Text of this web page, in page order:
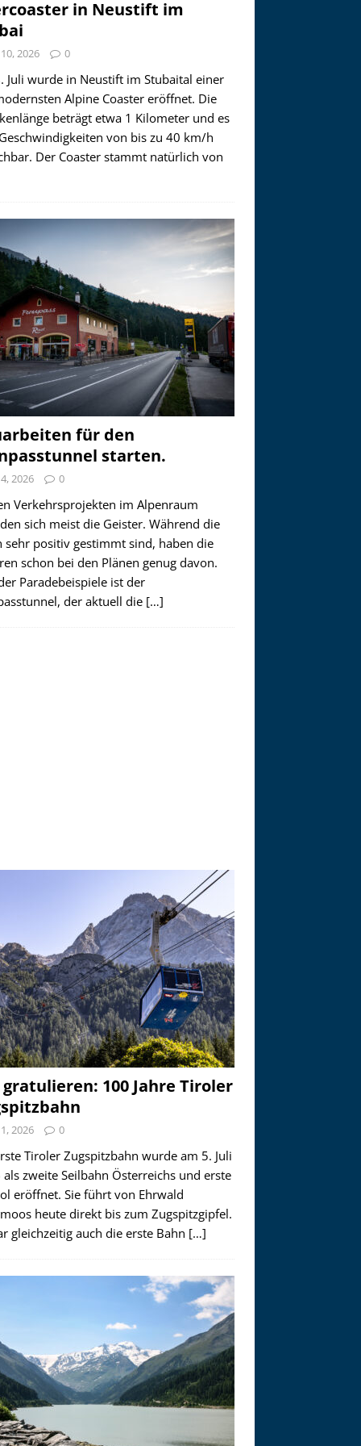
in Neustift im
2026 0
Juli wurde in Neustift im Stubaital einer
Alpine Coaster eröffnet. Die
beträgt etwa 1 Kilometer und es
von bis zu 40 km/h
Der Coaster stammt natürlich von
für den
starten.
2026 0
Verkehrsprojekten im Alpenraum
sich meist die Geister. Während die
sehr positiv gestimmt sind, haben die
schon bei den Plänen genug davon.
Paradebeispiele ist der
der aktuell die […]
100 Jahre Tiroler
2026 0
Tiroler Zugspitzbahn wurde am 5. Juli
als zweite Seilbahn Österreichs und erste
eröffnet. Sie führt von Ehrwald
heute direkt bis zum Zugspitzgipfel.
gleichzeitig auch die erste Bahn […]